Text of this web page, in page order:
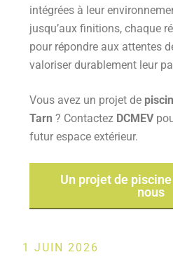
intégrées à leur
jusqu’aux finitions, chaque
pour répondre aux attentes
valoriser durablement leur
Vous avez un projet de
Tarn ? Contactez DCMEV
futur espace extérieur.
Un projet de
nous
1 JUIN 2026